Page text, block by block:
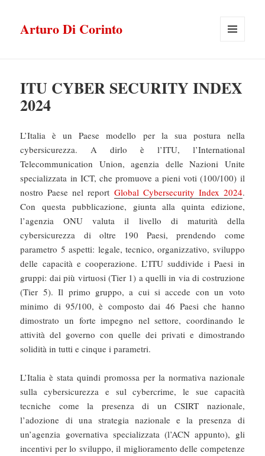
Arturo Di Corinto
ITU CYBER SECURITY INDEX
2024
L’Italia è un Paese modello per la sua postura nella
cybersicurezza. A dirlo è l’ITU, l’International
Telecommunication Union, agenzia delle Nazioni Unite
specializzata in ICT, che promuove a pieni voti (100/100) il
nostro Paese nel report Global Cybersecurity Index 2024.
Con questa pubblicazione, giunta alla quinta edizione,
l’agenzia ONU valuta il livello di maturità della
cybersicurezza di oltre 190 Paesi, prendendo come
parametro 5 aspetti: legale, tecnico, organizzativo, sviluppo
delle capacità e cooperazione. L’ITU suddivide i Paesi in
gruppi: dai più virtuosi (Tier 1) a quelli in via di costruzione
(Tier 5). Il primo gruppo, a cui si accede con un voto
minimo di 95/100, è composto dai 46 Paesi che hanno
dimostrato un forte impegno nel settore, coordinando le
attività del governo con quelle dei privati e dimostrando
solidità in tutti e cinque i parametri.
L’Italia è stata quindi promossa per la normativa nazionale
sulla cybersicurezza e sul cybercrime, le sue capacità
tecniche come la presenza di un CSIRT nazionale,
l’adozione di una strategia nazionale e la presenza di
un’agenzia governativa specializzata (l’ACN appunto), gli
incentivi per lo sviluppo, il miglioramento delle competenze